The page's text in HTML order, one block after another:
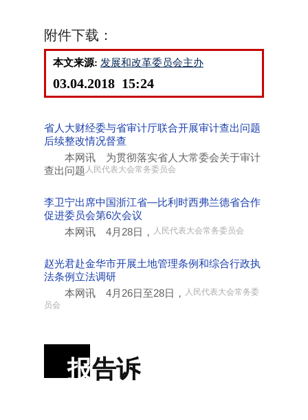
附件下载：
本文来源: 发展和改革委员会主办
03.04.2018 15:24
省人大财经委与省审计厅联合开展审计查出问题
后续整改情况督查
本网讯 为贯彻落实省人大常委会关于审计
查出问题 人民代表大会常务委员会
李卫宁出席中国浙江省—比利时西弗兰德省合作
促进委员会第6次会议
本网讯 4月28日， 人民代表大会常务委员会
赵光君赴金华市开展土地管理条例和综合行政执
法条例立法调研
本网讯 4月26日至28日， 人民代表大会常务委
员会
报告诉